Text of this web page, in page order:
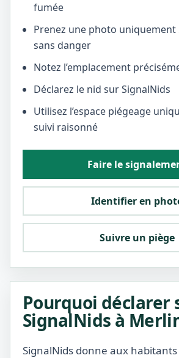
fumée
Prenez une photo uniquement
sans danger
Notez l’emplacement
Déclarez le nid sur SignalNids
Utilisez l’espace piégeage
suivi raisonné
Faire le
Identifier en
Suivre un piège
Pourquoi déclarer
SignalNids à
SignalNids donne aux